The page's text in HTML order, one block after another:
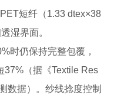
短纤（1.33 dtex×38
湿界面。
时仍保持完整包覆，
37%（据《Textile Res
数据）。纱线捻度控制